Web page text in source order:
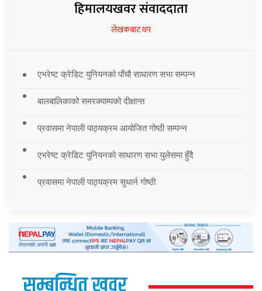
हिमालयखवर संवाददाता
लेखकबाट थप
एभरेष्ट क्रेडिट युनियनको पाँचौ साधारण सभा सम्पन्न
बालबालिकाको समरक्याम्पको दीक्षान्त
प्रवासमा नेपाली पाठ्यक्रम आयोजित गोष्ठी सम्पन्न
एभरेष्ट क्रेडिट युनियनको साधारण सभा युलेसमा हुँदै
प्रवासमा नेपाली पाठ्यक्रम सुधार्न गोष्ठी